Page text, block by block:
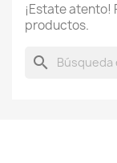
¡Estate atento!
productos.
search